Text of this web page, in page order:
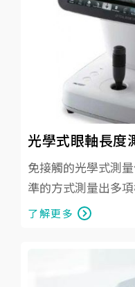
光學式眼軸長度
免接觸的光學式測
準的方式測量出多
了解更多